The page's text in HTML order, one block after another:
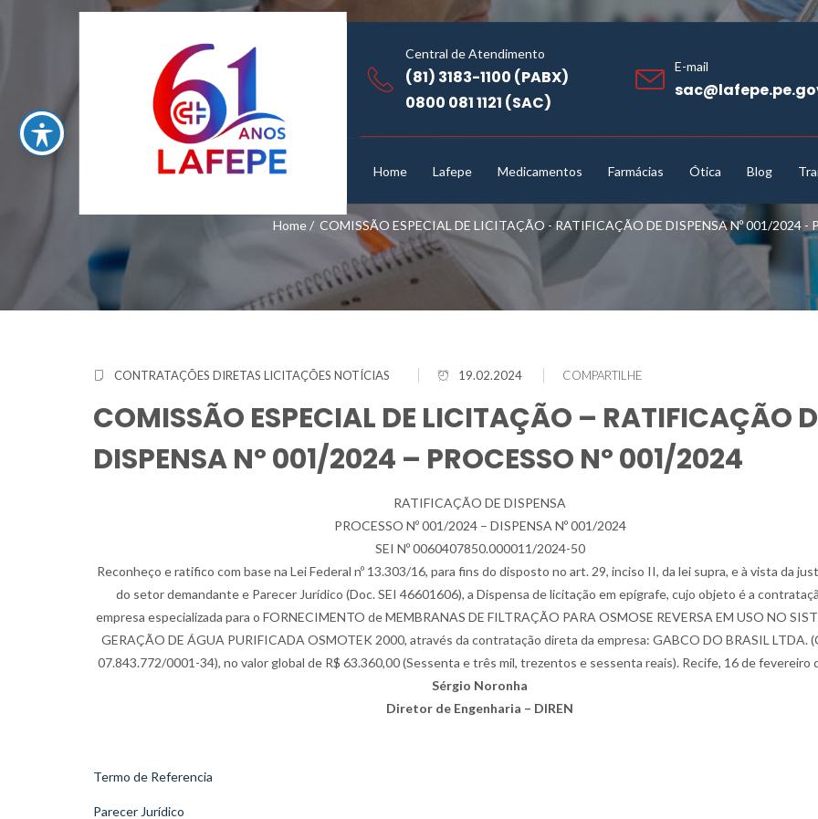
Central de Atendimento
(81) 3183-1100 (PABX)
0800 081 1121 (SAC)
E-mail
Home Lafepe Medicamentos Farmácias Ótica Blog
Home/ COMISSÃO ESPECIAL DE LICITAÇÃO - RATIFICAÇÃO DE DISPENSA Nº 001/2024 -
CONTRATAÇÕES DIRETAS LICITAÇÕES NOTÍCIAS 19.02.2024 COMPARTILHE
COMISSÃO ESPECIAL DE LICITAÇÃO – RATIFICAÇÃO
DISPENSA Nº 001/2024 – PROCESSO Nº 001/2024
RATIFICAÇÃO DE DISPENSA
PROCESSO Nº 001/2024 – DISPENSA Nº 001/2024
SEI Nº 0060407850.000011/2024-50
Reconheço e ratifico com base na Lei Federal nº 13.303/16, para fins do disposto no art. 29, inciso II, da lei supra, e à vista da
do setor demandante e Parecer Jurídico (Doc. SEI 46601606), a Dispensa de licitação em epígrafe, cujo objeto é a
empresa especializada para o FORNECIMENTO de MEMBRANAS DE FILTRAÇÃO PARA OSMOSE REVERSA EM USO NO
GERAÇÃO DE ÁGUA PURIFICADA OSMOTEK 2000, através da contratação direta da empresa: GABCO DO BRASIL LTDA.
07.843.772/0001-34), no valor global de R$ 63.360,00 (Sessenta e três mil, trezentos e sessenta reais). Recife, 16 de fevereiro
Sérgio Noronha
Diretor de Engenharia – DIREN
Termo de Referencia
Parecer Jurídico